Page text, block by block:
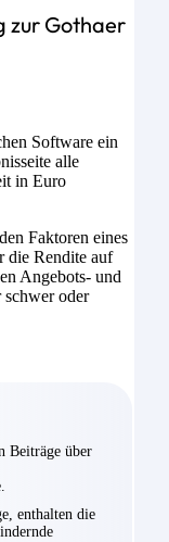
zur Gothaer
Software ein
alle
in Euro
Faktoren eines
die Rendite auf
Angebots- und
schwer oder
Beiträge über
enthalten die